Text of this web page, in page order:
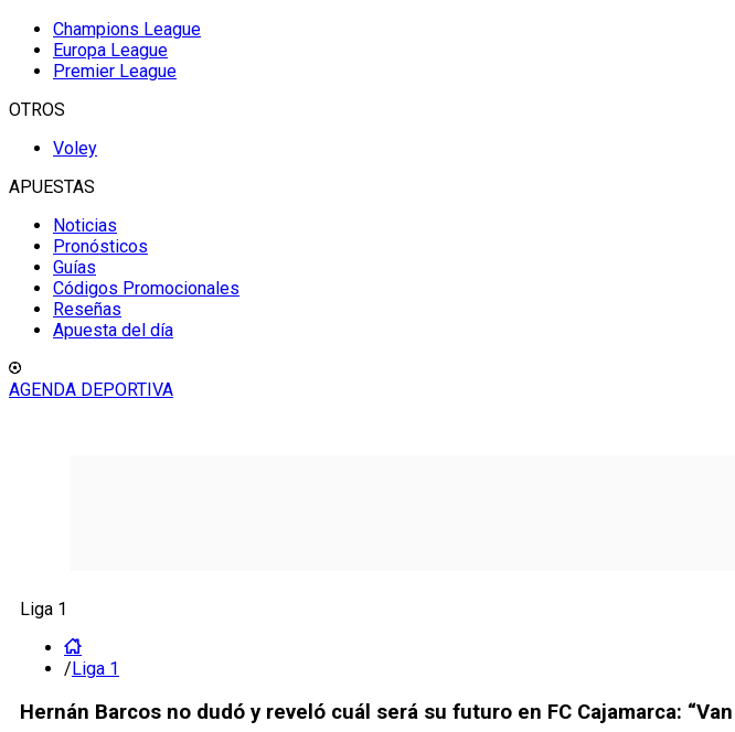
Champions League
Europa League
Premier League
OTROS
Voley
APUESTAS
Noticias
Pronósticos
Guías
Códigos Promocionales
Reseñas
Apuesta del día
AGENDA DEPORTIVA
Liga 1
/Liga 1
Hernán Barcos no dudó y reveló cuál será su futuro en FC Cajamarca: